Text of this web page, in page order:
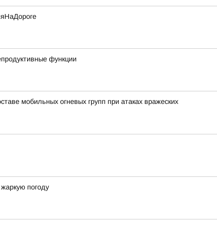
функции
мобильных огневых групп при атаках вражеских
погоду